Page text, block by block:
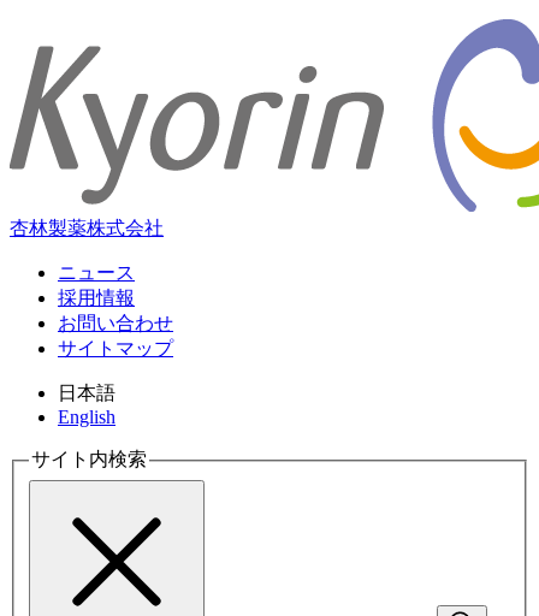
杏林製薬株式会社
ニュース
採用情報
お問い合わせ
サイトマップ
日本語
English
サイト内検索